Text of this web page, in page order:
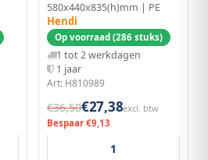
580x440x835(h)mm | PE
Hendi
Op voorraad (286 stuks)
1 tot 2 werkdagen
1 jaar
Art: H810989
€36,50€27,38excl. btw
Bespaar €9,13